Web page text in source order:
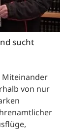
sucht
Miteinander
von nur